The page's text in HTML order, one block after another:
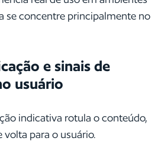
se concentre principalmente no
e sinais de
usuário
indicativa rotula o conteúdo,
volta para o usuário.